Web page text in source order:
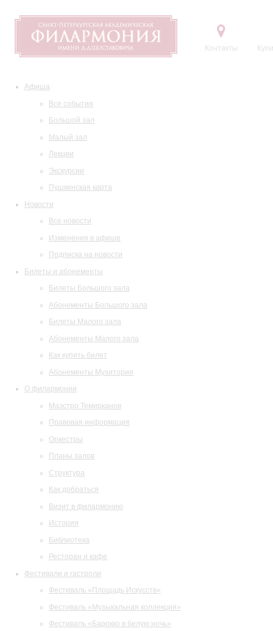
Контакты
Афиша
Все события
Большой зал
Малый зал
Лекции
Экскурсии
Пушкинская карта
Новости
Все новости
Изменения в афише
Подписка на новости
Билеты и абонементы
Билеты Большого зала
Абонементы Большого зала
Билеты Малого зала
Абонементы Малого зала
Как купить билет
Абонементы Музитория
О филармонии
Маэстро Темирканов
Правовая информация
Оркестры
Планы залов
Структура
Как добраться
Визит в филармонию
История
Библиотека
Ресторан и кафе
Фестивали и гастроли
Фестиваль «Площадь Искусств»
Фестиваль «Музыкальная коллекция»
Фестиваль «Барокко в белую ночь»